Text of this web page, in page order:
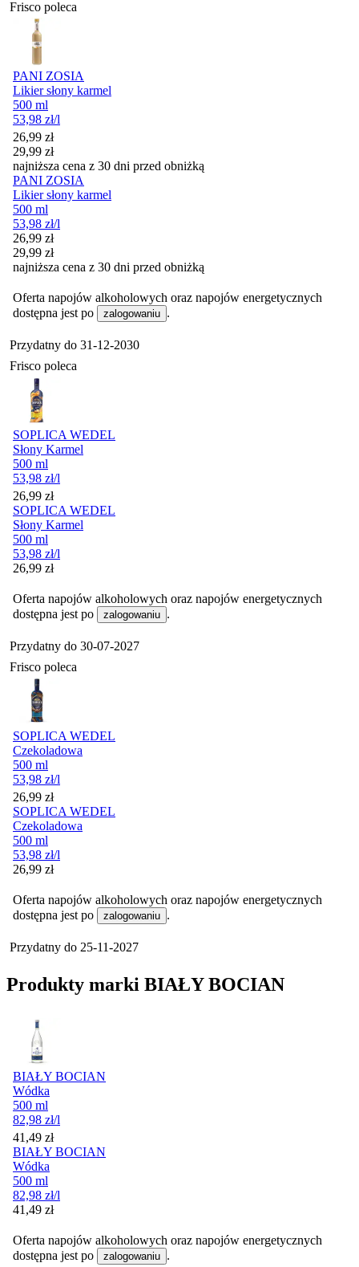
Frisco poleca
PANI ZOSIA
Likier słony karmel
500 ml
53,98 zł/l
Cena promocyjna
26,99 zł
29,99 zł
najniższa cena z 30 dni przed obniżką
PANI ZOSIA
Likier słony karmel
500 ml
53,98 zł/l
Cena promocyjna
26,99 zł
29,99 zł
najniższa cena z 30 dni przed obniżką
Oferta napojów alkoholowych oraz napojów energetycznych
dostępna jest po
zalogowaniu .
Przydatny do 31-12-2030
Frisco poleca
SOPLICA WEDEL
Słony Karmel
500 ml
53,98 zł/l
Cena
26,99 zł
SOPLICA WEDEL
Słony Karmel
500 ml
53,98 zł/l
Cena
26,99 zł
Oferta napojów alkoholowych oraz napojów energetycznych
dostępna jest po
zalogowaniu .
Przydatny do 30-07-2027
Frisco poleca
SOPLICA WEDEL
Czekoladowa
500 ml
53,98 zł/l
Cena
26,99 zł
SOPLICA WEDEL
Czekoladowa
500 ml
53,98 zł/l
Cena
26,99 zł
Oferta napojów alkoholowych oraz napojów energetycznych
dostępna jest po
zalogowaniu .
Przydatny do 25-11-2027
Produkty marki BIAŁY BOCIAN
BIAŁY BOCIAN
Wódka
500 ml
82,98 zł/l
Cena
41,49 zł
BIAŁY BOCIAN
Wódka
500 ml
82,98 zł/l
Cena
41,49 zł
Oferta napojów alkoholowych oraz napojów energetycznych
dostępna jest po
zalogowaniu .